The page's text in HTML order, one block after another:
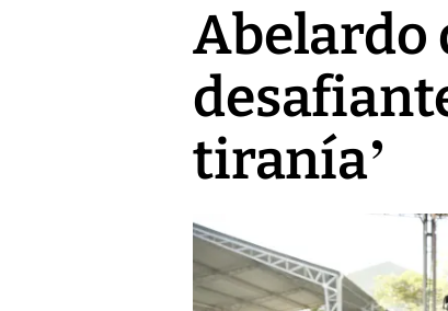
Abelardo
tiranía’